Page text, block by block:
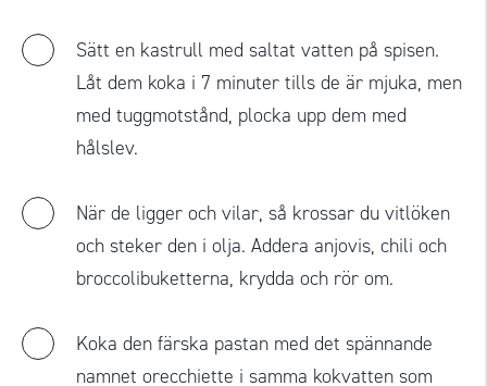
Sätt en kastrull med saltat vatten på spisen.
Låt dem koka i 7 minuter tills de är mjuka, men
med tuggmotstånd, plocka upp dem med
hålslev.
När de ligger och vilar, så krossar du vitlöken
och steker den i olja. Addera anjovis, chili och
broccolibuketterna, krydda och rör om.
Koka den färska pastan med det spännande
namnet orecchiette i samma kokvatten som